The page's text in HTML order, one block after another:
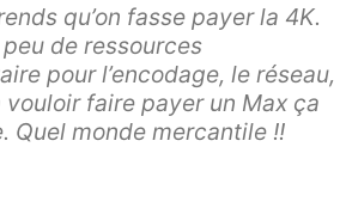
qu’on fasse payer la 4K.
de ressources
pour l’encodage, le réseau,
vouloir faire payer un Max ça
Quel monde mercantile !!